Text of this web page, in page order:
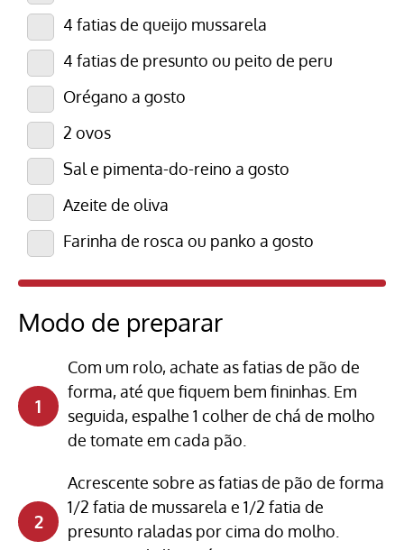
4 fatias de queijo mussarela
4 fatias de presunto ou peito de peru
Orégano a gosto
2 ovos
Sal e pimenta-do-reino a gosto
Azeite de oliva
Farinha de rosca ou panko a gosto
Modo de preparar
Com um rolo, achate as fatias de pão de
forma, até que fiquem bem fininhas. Em
seguida, espalhe 1 colher de chá de molho
de tomate em cada pão.
Acrescente sobre as fatias de pão de forma
1/2 fatia de mussarela e 1/2 fatia de
presunto raladas por cima do molho.